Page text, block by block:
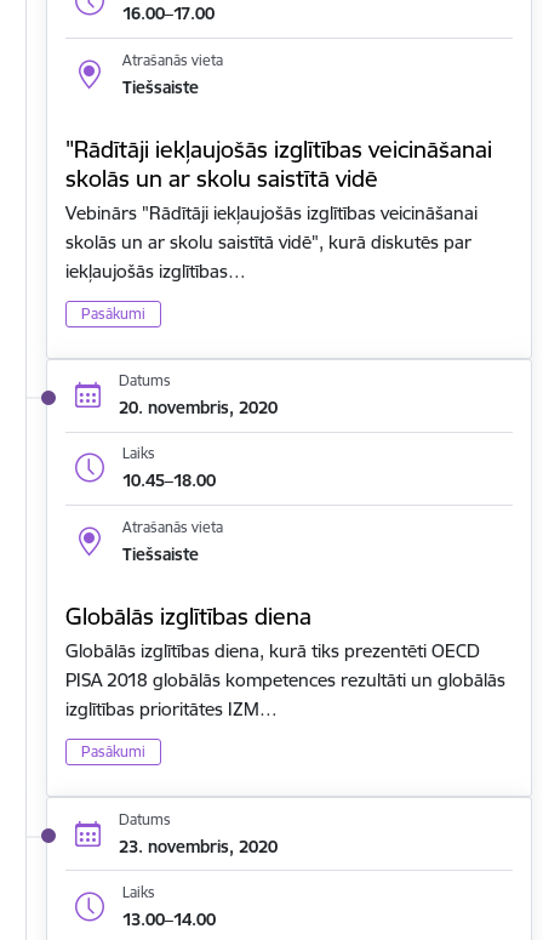
16.00–17.00
Atrašanās vieta
Tiešsaiste
"Rādītāji iekļaujošās izglītības veicināšanai
skolās un ar skolu saistītā vidē
Vebinārs "Rādītāji iekļaujošās izglītības veicināšanai
skolās un ar skolu saistītā vidē", kurā diskutēs par
iekļaujošās izglītības…
Pasākumi
Datums
20. novembris, 2020
Laiks
10.45–18.00
Atrašanās vieta
Tiešsaiste
Globālās izglītības diena
Globālās izglītības diena, kurā tiks prezentēti OECD
PISA 2018 globālās kompetences rezultāti un globālās
izglītības prioritātes IZM…
Pasākumi
Datums
23. novembris, 2020
Laiks
13.00–14.00